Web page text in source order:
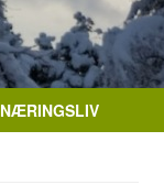
NÆRINGSLIV